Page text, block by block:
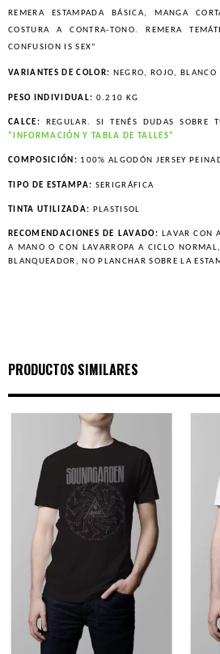
REMERA ESTAMPADA BÁSICA, MANGA
COSTURA A CONTRA-TONO. REMERA
CONFUSION IS SEX”
VARIANTES DE COLOR: NEGRO, ROJO, BLANCO
PESO INDIVIDUAL: 0.210 KG
CALCE: REGULAR. SI TENÉS DUDAS SOBRE
“INFORMACIÓN Y TABLA DE TALLES”
COMPOSICIÓN: 100% ALGODÓN JERSEY
TIPO DE ESTAMPA: SERIGRÁFICA
TINTA UTILIZADA: PLASTISOL
RECOMENDACIONES DE LAVADO: LAVAR CON
A MANO O CON LAVARROPA A CICLO
BLANQUEADOR, NO PLANCHAR SOBRE LA
PRODUCTOS SIMILARES